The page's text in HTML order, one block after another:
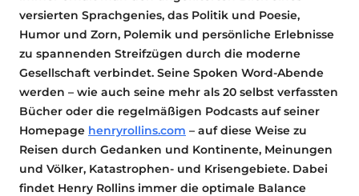
versierten Sprachgenies, das Politik und Poesie,
Humor und Zorn, Polemik und persönliche Erlebnisse
zu spannenden Streifzügen durch die moderne
Gesellschaft verbindet. Seine Spoken Word-Abende
werden – wie auch seine mehr als 20 selbst verfassten
Bücher oder die regelmäßigen Podcasts auf seiner
Homepage henryrollins.com – auf diese Weise zu
Reisen durch Gedanken und Kontinente, Meinungen
und Völker, Katastrophen- und Krisengebiete. Dabei
findet Henry Rollins immer die optimale Balance